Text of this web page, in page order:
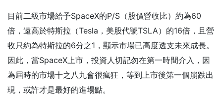
目前二級市場給予SpaceX的P/S（股價營收比）約為60
倍，遠高於特斯拉（Tesla，美股代號TSLA）的16倍，且營
收只約為特斯拉的6分之1，顯示市場已高度透支未來成長。
因此，當SpaceX上市，投資人切記勿在第一時間介入，因
為屆時的市場十之八九會很瘋狂，等到上市後第一個崩跌出
現，或許才是最好的進場點。